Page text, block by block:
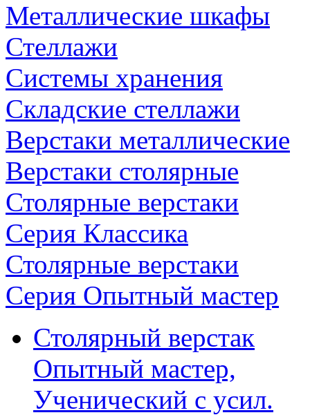
Металлические шкафы
Стеллажи
Системы хранения
Складские стеллажи
Верстаки металлические
Верстаки столярные
Столярные верстаки
Серия Классика
Столярные верстаки
Серия Опытный мастер
Столярный верстак
Опытный мастер,
Ученический с усил.